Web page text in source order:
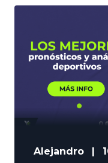
al Elche, y
Mendizorroza
final en
Alejandro